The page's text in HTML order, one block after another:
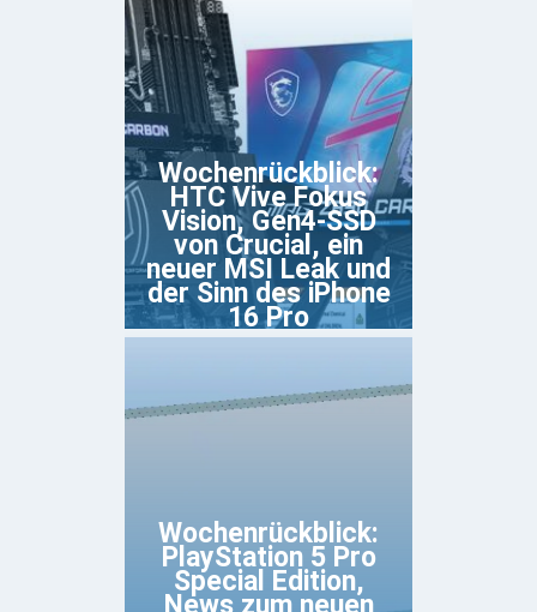
Wochenrückblick:
HTC Vive Fokus
Vision, Gen4-SSD
von Crucial, ein
neuer MSI Leak und
der Sinn des iPhone
16 Pro
Wochenrückblick:
PlayStation 5 Pro
Special Edition,
News zum neuen